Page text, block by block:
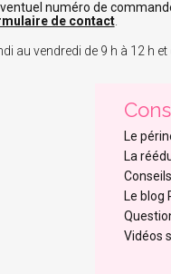
numéro de
de contact.
au vendredi de 9 h à 12 h
Le
La
Le blog
Vidéos